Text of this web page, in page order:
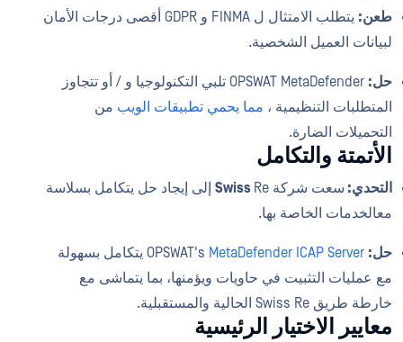
طعن:
يتطلب الامتثال ل FINMA و GDPR أقصى درجات الأمان
لبيانات العميل الشخصية.
حل:
OPSWAT MetaDefender تلبي التكنولوجيا و / أو تتجاوز
المتطلبات التنظيمية ، مما يحمي تطبيقات الويب من
التحميلات الضارة.
الأتمتة والتكامل
التحدي: سعت شركة Swiss Re إلى إيجاد حل يتكامل بسلاسة
معالخدمات الخاصة بها.
حل: MetaDefender ICAP Server
يتكامل بسهولة
مع عمليات التثبيت في حاويات ويؤمنها، بما يتماشى مع
خارطة طريق Swiss Re الحالية والمستقبلية.
معايير الاختيار الرئيسية